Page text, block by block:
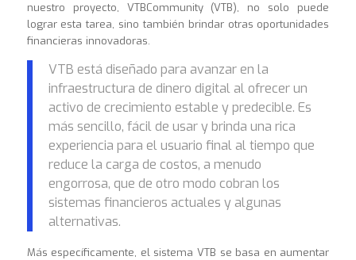
nuestro proyecto, VTBCommunity (VTB), no solo puede
lograr esta tarea, sino también brindar otras oportunidades
financieras innovadoras.
VTB está diseñado para avanzar en la
infraestructura de dinero digital al ofrecer un
activo de crecimiento estable y predecible. Es
más sencillo, fácil de usar y brinda una rica
experiencia para el usuario final al tiempo que
reduce la carga de costos, a menudo
engorrosa, que de otro modo cobran los
sistemas financieros actuales y algunas
alternativas.
Más específicamente, el sistema VTB se basa en aumentar